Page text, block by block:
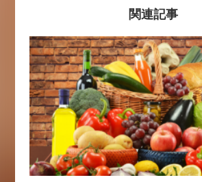
関連記事